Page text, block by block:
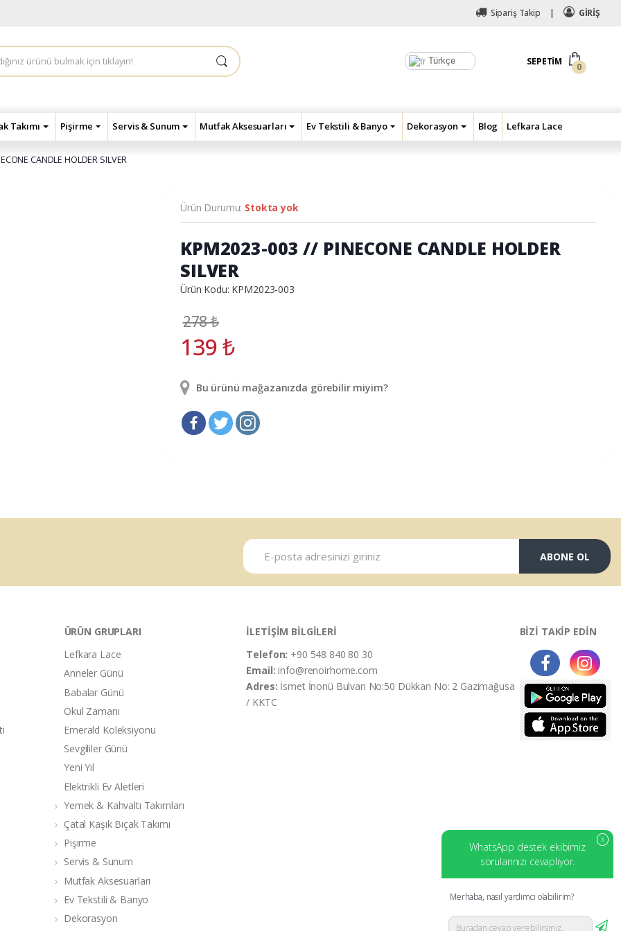
Sipariş Takip GİRİŞ
Türkçe SEPETIM
0
Takımı Pişirme Servis & Sunum Mutfak Aksesuarları Ev Tekstili & Banyo Dekorasyon Blog Lefkara Lace
CANDLE HOLDER SILVER
Ürün Durumu: Stokta yok
KPM2023-003 // PINECONE CANDLE HOLDER
SILVER
Ürün Kodu: KPM2023-003
278₺
139₺
Bu ürünü mağazanızda görebilir miyim?
ABONE OL
ÜRÜN GRUPLARI
Lefkara Lace
Anneler Günü
Babalar Günü
Okul Zamanı
Emerald Koleksiyonu
Sevgililer Günü
Yeni Yıl
Elektrikli Ev Aletleri
Yemek & Kahvaltı Takımları
Çatal Kaşık Bıçak Takımı
Pişirme
Servis & Sunum
Mutfak Aksesuarları
Ev Tekstili & Banyo
Dekorasyon
İLETİŞİM BİLGİLERİ
Telefon: +90 548 840 80 30
Email:info@renoirhome.com
Adres: İsmet İnonü Bulvarı No:50 Dükkan No: 2 Gazimağusa
/ KKTC
BİZİ TAKİP EDİN
X
WhatsApp destek ekibimiz
sorularınızı cevaplıyor.
Merhaba, nasıl yardımcı olabilirim?